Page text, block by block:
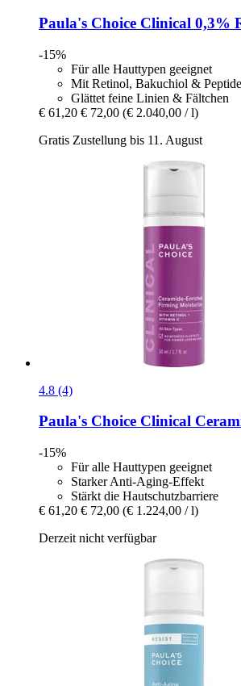
Paula's Choice Clinical 0,3%
-15%
Für alle Hauttypen geeignet
Mit Retinol, Bakuchiol &
Glättet feine Linien & Fältchen
€ 61,20 € 72,00 (€ 2.040,00 / l)
Gratis Zustellung bis 11. August
4.8 (4)
Paula's Choice Clinical
-15%
Für alle Hauttypen geeignet
Starker Anti-Aging-Effekt
Stärkt die Hautschutzbarriere
€ 61,20 € 72,00 (€ 1.224,00 / l)
Derzeit nicht verfügbar